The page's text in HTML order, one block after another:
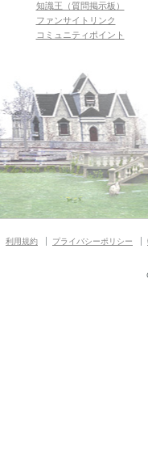
知識王（質問掲示板）
ファンサイトリンク
コミュニティポイント
利用規約 プライバシーポリシー